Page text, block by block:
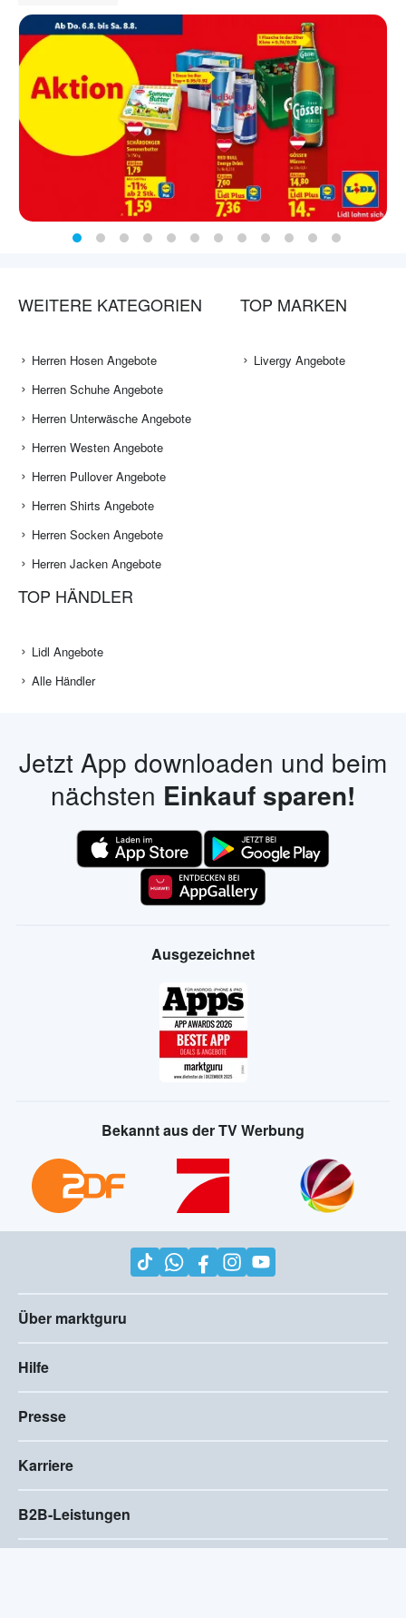
WEITERE KATEGORIEN
Herren Hosen Angebote
Herren Schuhe Angebote
Herren Unterwäsche Angebote
Herren Westen Angebote
Herren Pullover Angebote
Herren Shirts Angebote
Herren Socken Angebote
Herren Jacken Angebote
TOP MARKEN
Livergy Angebote
TOP HÄNDLER
Lidl Angebote
Alle Händler
Jetzt App downloaden und beim
nächsten Einkauf sparen!
Ausgezeichnet
Bekannt aus der TV Werbung
Über marktguru
Hilfe
Presse
Karriere
B2B-Leistungen